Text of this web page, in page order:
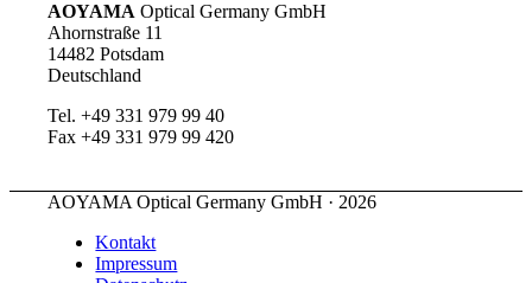
AOYAMA Optical Germany GmbH
Ahornstraße 11
14482 Potsdam
Deutschland
Tel. +49 331 979 99 40
Fax +49 331 979 99 420
AOYAMA Optical Germany GmbH · 2026
Kontakt
Impressum